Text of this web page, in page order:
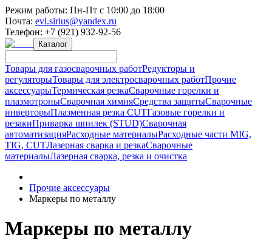
Режим работы: Пн-Пт с 10:00 до 18:00
Почта: evl.sirius@yandex.ru
Телефон: +7 (921) 932-92-56
Каталог
Товары для газосварочных работРедукторы и
регуляторыТовары для электросварочных работПрочие
аксессуарыТермическая резкаСварочные горелки и
плазмотроныСварочная химияСредства защитыСварочные
инверторыПлазменная резка CUTГазовые горелки и
резакиПриварка шпилек (STUD)Сварочная
автоматизацияРасходные материалыРасходные части MIG,
TIG, CUTЛазерная сварка и резкаСварочные
материалыЛазерная сварка, резка и очистка
Прочие аксессуары
Маркеры по металлу
Маркеры по металлу